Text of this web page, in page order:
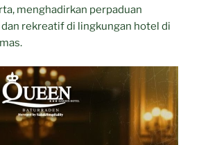
menghadirkan perpaduan
rekreatif di lingkungan hotel di